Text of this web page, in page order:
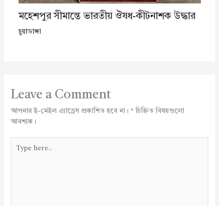
মহেশপুর সীমান্তে ভারতীয় ঔষধ-কীটনাশক উদ্ধার
চুয়াডাঙ্গা
Leave a Comment
আপনার ই-মেইল এ্যাড্রেস প্রকাশিত হবে না। *চিহ্নিত বিষয়গুলো
আবশ্যক।
here..